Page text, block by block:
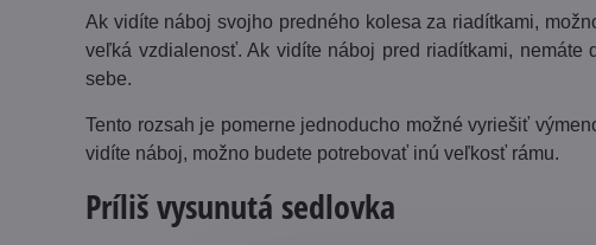
Ak vidíte náboj svojho predného kolesa za riadítkami,
veľká vzdialenosť. Ak vidíte náboj pred riadítkami,
sebe.
Tento rozsah je pomerne jednoducho možné vyriešiť
vidíte náboj, možno budete potrebovať inú veľkosť rámu.
Príliš vysunutá sedlovka